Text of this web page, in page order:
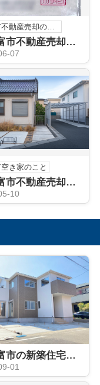
弥富市不動産売却のこと
【弥富市不動産売却】宅地建物取引士
07
き家のこと
【弥富市不動産売却】弥富市の空き家売却はどう進める？方法と流れを分かりやすく解説
10
【弥富市の新築住宅】完成5LDK！弥富市前ヶ平 全１棟
01